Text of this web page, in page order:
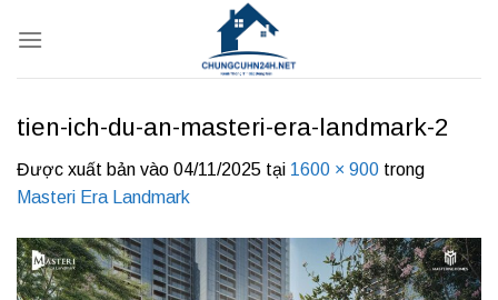
qua
tien-ich-du-an-masteri-era-landmark-2
Được xuất bản vào 04/11/2025 tại 1600 × 900 trong
Masteri Era Landmark